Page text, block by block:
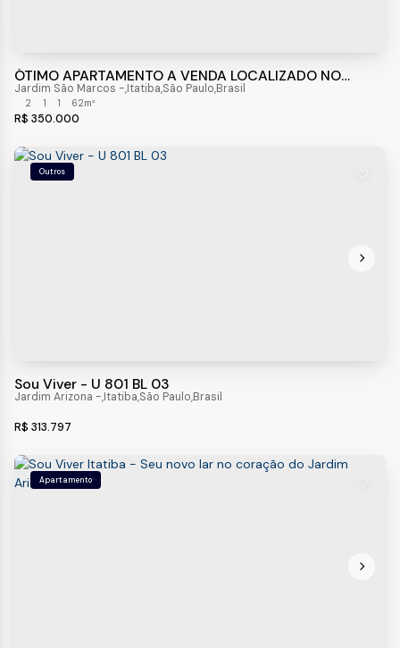
ÓTIMO APARTAMENTO A VENDA LOCALIZADO NO
RESIDENCIAL VISTA DA MATA - 52m²
R$ 350.000
Jardim São Marcos ,Itatiba,São Paulo,Brasil
2 1 1 62m²
Outros
Sou Viver - U 801 BL 03
R$ 313.797
Jardim Arizona ,Itatiba,São Paulo,Brasil
Apartamento